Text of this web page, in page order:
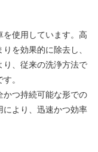
使用しています。高
を効果的に除去し、
り、従来の洗浄方法で
。
かつ持続可能な形での
により、迅速かつ効率